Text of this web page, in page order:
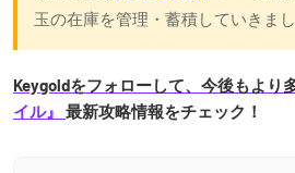
玉の在庫を管理・蓄積していきまし
Keygoldをフォローして、今後もより
イル』 最新攻略情報をチェック！